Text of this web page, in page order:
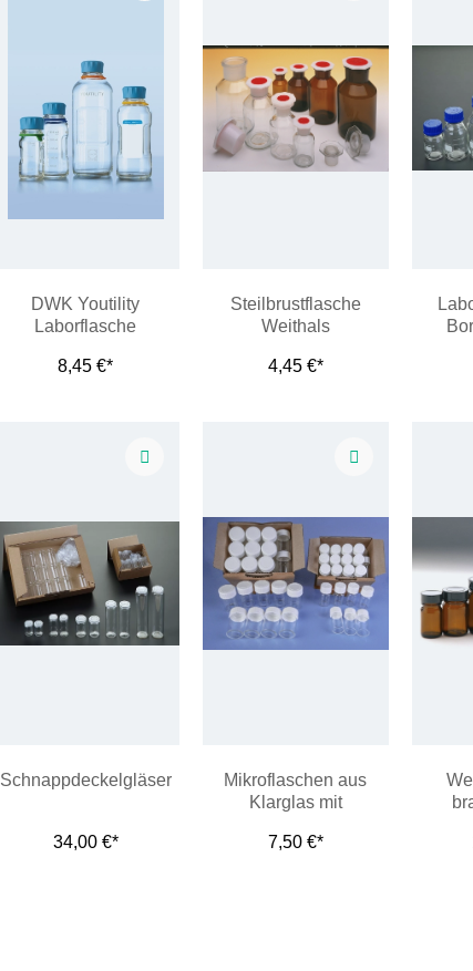
DWK Youtility
Laborflasche
8,45 €*
Steilbrustflasche
Weithals
4,45 €*
Schnappdeckelgläser
34,00 €*
Mikroflaschen aus
Klarglas mit
7,50 €*